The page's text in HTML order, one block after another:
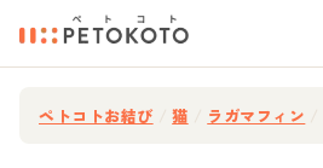
ペトコトお結び 猫 ラガマフィン